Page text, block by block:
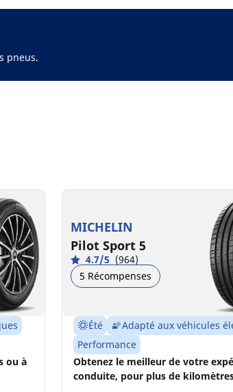
pneus.
ou à
MICHELIN
Pilot Sport 5
4.7/5 (964)
5 Récompenses
Été
Adapté aux véhicules
Performance
Obtenez le meilleur de votre
conduite, pour plus de